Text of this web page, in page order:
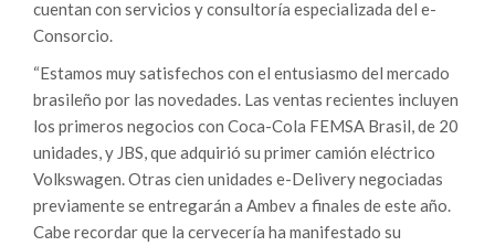
cuentan con servicios y consultoría especializada del e-
Consorcio.
“Estamos muy satisfechos con el entusiasmo del mercado
brasileño por las novedades. Las ventas recientes incluyen
los primeros negocios con Coca-Cola FEMSA Brasil, de 20
unidades, y JBS, que adquirió su primer camión eléctrico
Volkswagen. Otras cien unidades e-Delivery negociadas
previamente se entregarán a Ambev a finales de este año.
Cabe recordar que la cervecería ha manifestado su